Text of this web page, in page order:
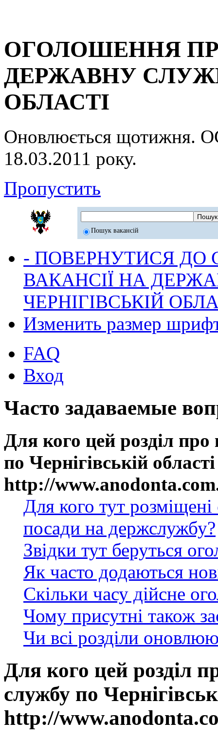
ОГОЛОШЕННЯ
ДЕРЖАВНУ
ОБЛАСТІ
Оновлюється
18.03.2011 року.
Пропустить
Пошук вакансій
- ПОВЕРНУТИСЯ ДО
ВАКАНСІЇ НА
ЧЕРНІГІВСЬКІЙ
Изменить размер
FAQ
Вход
Часто задаваемые
Для кого цей розділ
по Чернігівській
http://
Для кого тут
посади на держслужбу?
Звідки тут беруться
Як часто додаються
Скільки часу дійсне
Чому присутні також
Чи всі розділи
Для кого цей розділ
службу по
http://